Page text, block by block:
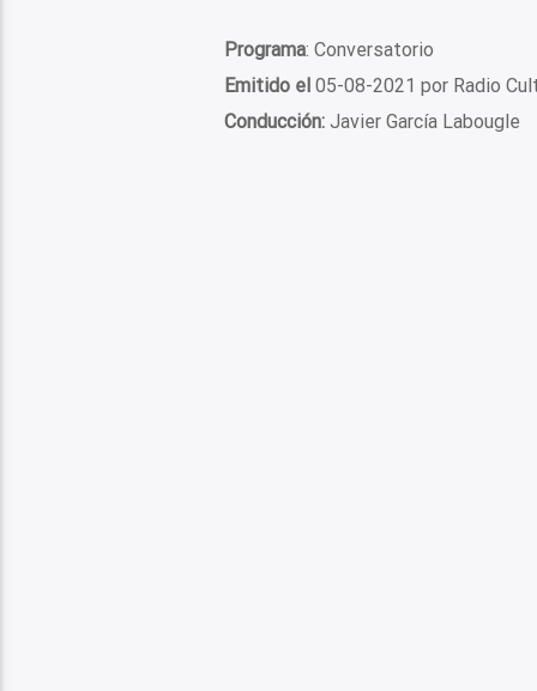
Programa: Conversatorio
Emitido el05-08-2021 por Radio
Conducción:Javier García Labougle